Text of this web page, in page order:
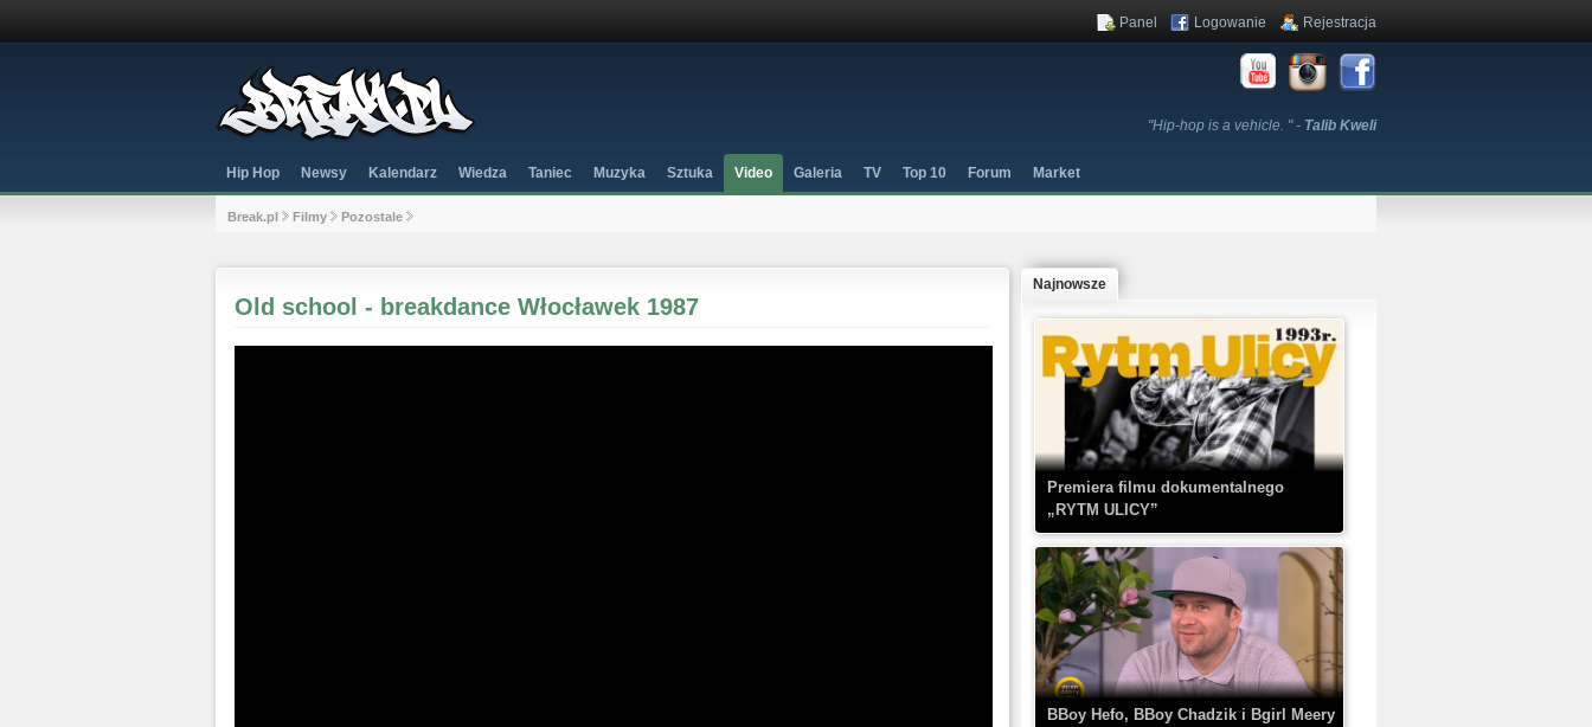
"Hip-hop is a vehicle. " - Talib Kweli
Panel Logowanie Rejestracja
Hip Hop Newsy Kalendarz Wiedza Taniec Muzyka Sztuka Video Galeria TV Top 10 Forum Market
Break.pl Filmy Pozostale
Old school - breakdance Włocławek 1987
Najnowsze
Premiera filmu dokumentalnego
„RYTM ULICY”
BBoy Hefo, BBoy Chadzik i Bgirl Meery